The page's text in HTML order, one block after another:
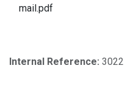
mail.pdf
Internal Reference: 3022